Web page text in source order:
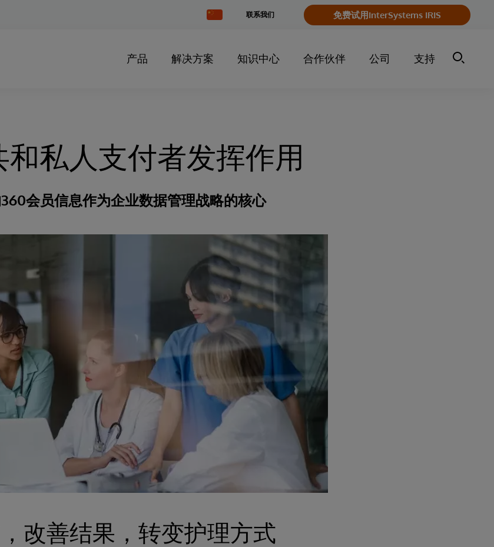
Change
Country
联系我们 免费试用InterSystems IRIS
产品 解决方案 知识中心 合作伙伴 公司 支持
和私人支付者发挥作用
会员信息作为企业数据管理战略的核心
改善结果，转变护理方式